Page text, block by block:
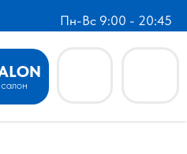
Пн-Вс 9:00 - 20:45